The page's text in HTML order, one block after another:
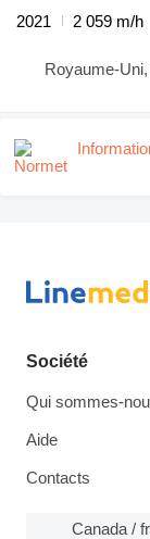
2021
2 059 m/h
Royaume-
Société
Qui sommes-
Aide
Contacts
Canada /